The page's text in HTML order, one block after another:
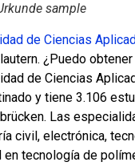
sample
de Ciencias
¿Puedo
de Ciencias
y tiene 3.106
Las
civil, electrónica,
tecnología de